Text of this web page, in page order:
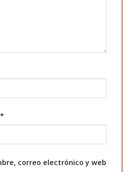
*
correo electrónico y web